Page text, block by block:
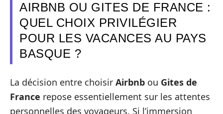
AIRBNB OU GITES DE FRANCE :
QUEL CHOIX PRIVILÉGIER
POUR LES VACANCES AU PAYS
BASQUE ?
La décision entre choisir Airbnb ou Gites de
France repose essentiellement sur les attentes
personnelles des voyageurs. Si l’immersion